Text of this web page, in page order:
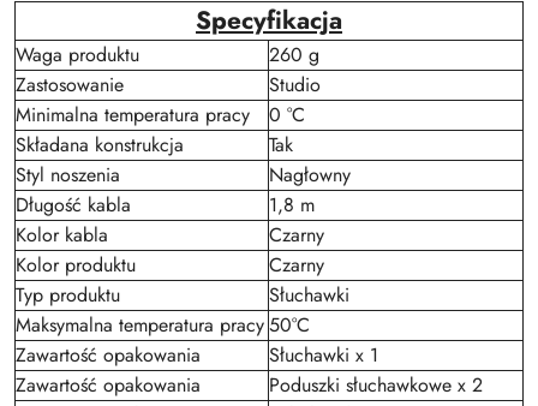
Specyfikacja
Waga produktu
260 g
Zastosowanie
Studio
Minimalna temperatura pracy
0 °C
Składana konstrukcja
Tak
Styl noszenia
Nagłowny
Długość kabla
1,8 m
Kolor kabla
Czarny
Kolor produktu
Czarny
Typ produktu
Słuchawki
Maksymalna temperatura pracy50°C
Zawartość opakowania
Słuchawki x 1
Zawartość opakowania
Poduszki słuchawkowe x 2